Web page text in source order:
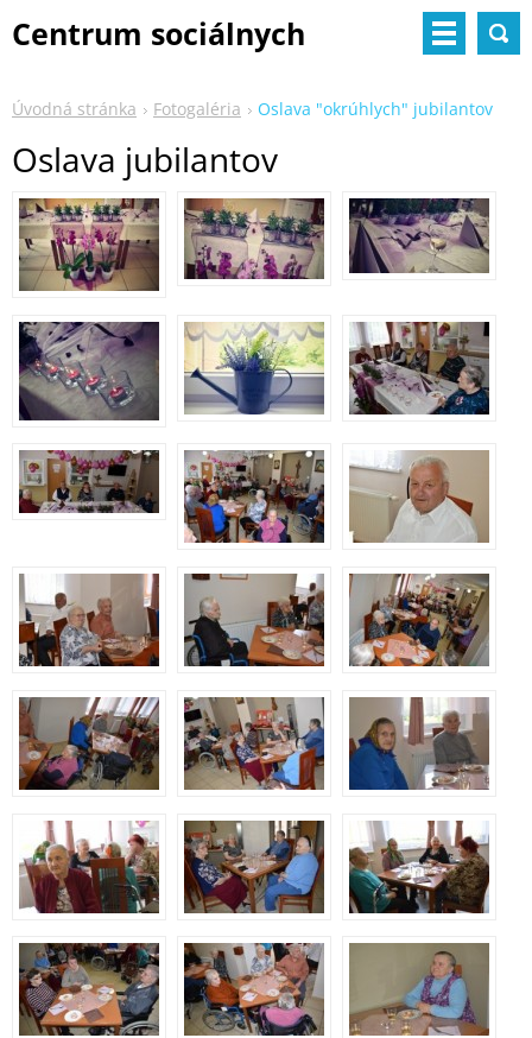
Centrum sociálnych
Úvodná stránka Fotogaléria Oslava "okrúhlych" jubilantov
Oslava jubilantov